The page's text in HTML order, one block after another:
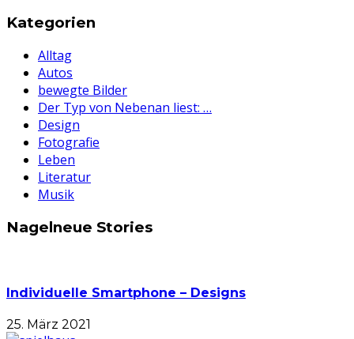
Kategorien
Alltag
Autos
bewegte Bilder
Der Typ von Nebenan liest: …
Design
Fotografie
Leben
Literatur
Musik
Nagelneue Stories
Individuelle Smartphone – Designs
25. März 2021